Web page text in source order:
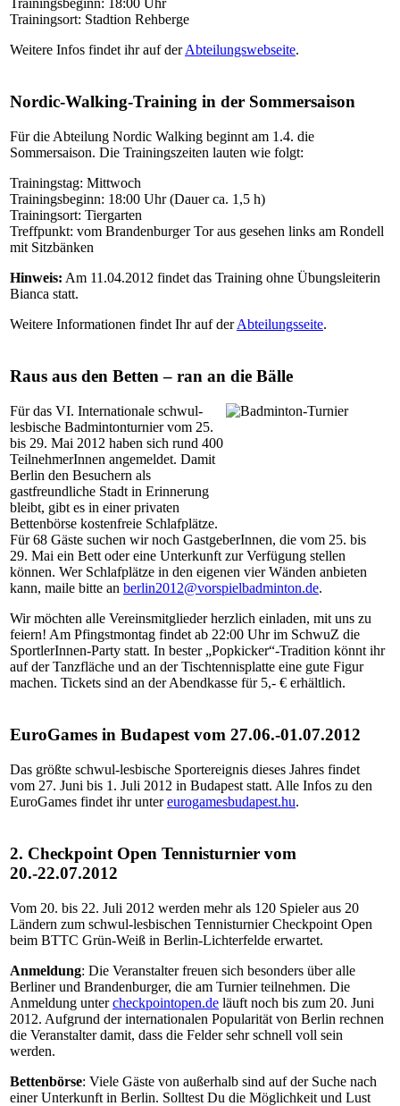
Trainingsort: Stadtion Rehberge
Weitere Infos findet ihr auf derAbteilungswebseite.
Nordic-Walking-Training in der Sommersaison
Für die Abteilung Nordic Walking beginnt am 1.4. die
Sommersaison. Die Trainingszeiten lauten wie folgt:
Trainingstag: Mittwoch
Trainingsbeginn: 18:00 Uhr (Dauer ca. 1,5 h)
Trainingsort: Tiergarten
Treffpunkt: vom Brandenburger Tor aus gesehen links am Rondell
mit Sitzbänken
Hinweis: Am 11.04.2012 findet das Training ohne Übungsleiterin
Bianca statt.
Weitere Informationen findet Ihr auf derAbteilungsseite.
Raus aus den Betten – ran an die Bälle
Für das VI. Internationale schwul-
lesbische Badmintonturnier vom 25.
bis 29. Mai 2012 haben sich rund 400
TeilnehmerInnen angemeldet. Damit
Berlin den Besuchern als
gastfreundliche Stadt in Erinnerung
bleibt, gibt es in einer privaten
Bettenbörse kostenfreie Schlafplätze.
Für 68 Gäste suchen wir noch GastgeberInnen, die vom 25. bis
29. Mai ein Bett oder eine Unterkunft zur Verfügung stellen
können. Wer Schlafplätze in den eigenen vier Wänden anbieten
kann, maile bitte an berlin2012@vorspielbadminton.de.
Wir möchten alle Vereinsmitglieder herzlich einladen, mit uns zu
feiern! Am Pfingstmontag findet ab 22:00 Uhr im SchwuZ die
SportlerInnen-Party statt. In bester „Popkicker“-Tradition könnt ihr
auf der Tanzfläche und an der Tischtennisplatte eine gute Figur
machen. Tickets sind an der Abendkasse für 5,- € erhältlich.
EuroGames in Budapest vom 27.06.-01.07.2012
Das größte schwul-lesbische Sportereignis dieses Jahres findet
vom 27. Juni bis 1. Juli 2012 in Budapest statt. Alle Infos zu den
EuroGames findet ihr untereurogamesbudapest.hu.
2. Checkpoint Open Tennisturnier vom
20.-22.07.2012
Vom 20. bis 22. Juli 2012 werden mehr als 120 Spieler aus 20
Ländern zum schwul-lesbischen Tennisturnier Checkpoint Open
beim BTTC Grün-Weiß in Berlin-Lichterfelde erwartet.
Anmeldung: Die Veranstalter freuen sich besonders über alle
Berliner und Brandenburger, die am Turnier teilnehmen. Die
Anmeldung untercheckpointopen.de läuft noch bis zum 20. Juni
2012. Aufgrund der internationalen Popularität von Berlin rechnen
die Veranstalter damit, dass die Felder sehr schnell voll sein
werden.
Bettenbörse: Viele Gäste von außerhalb sind auf der Suche nach
einer Unterkunft in Berlin. Solltest Du die Möglichkeit und Lust